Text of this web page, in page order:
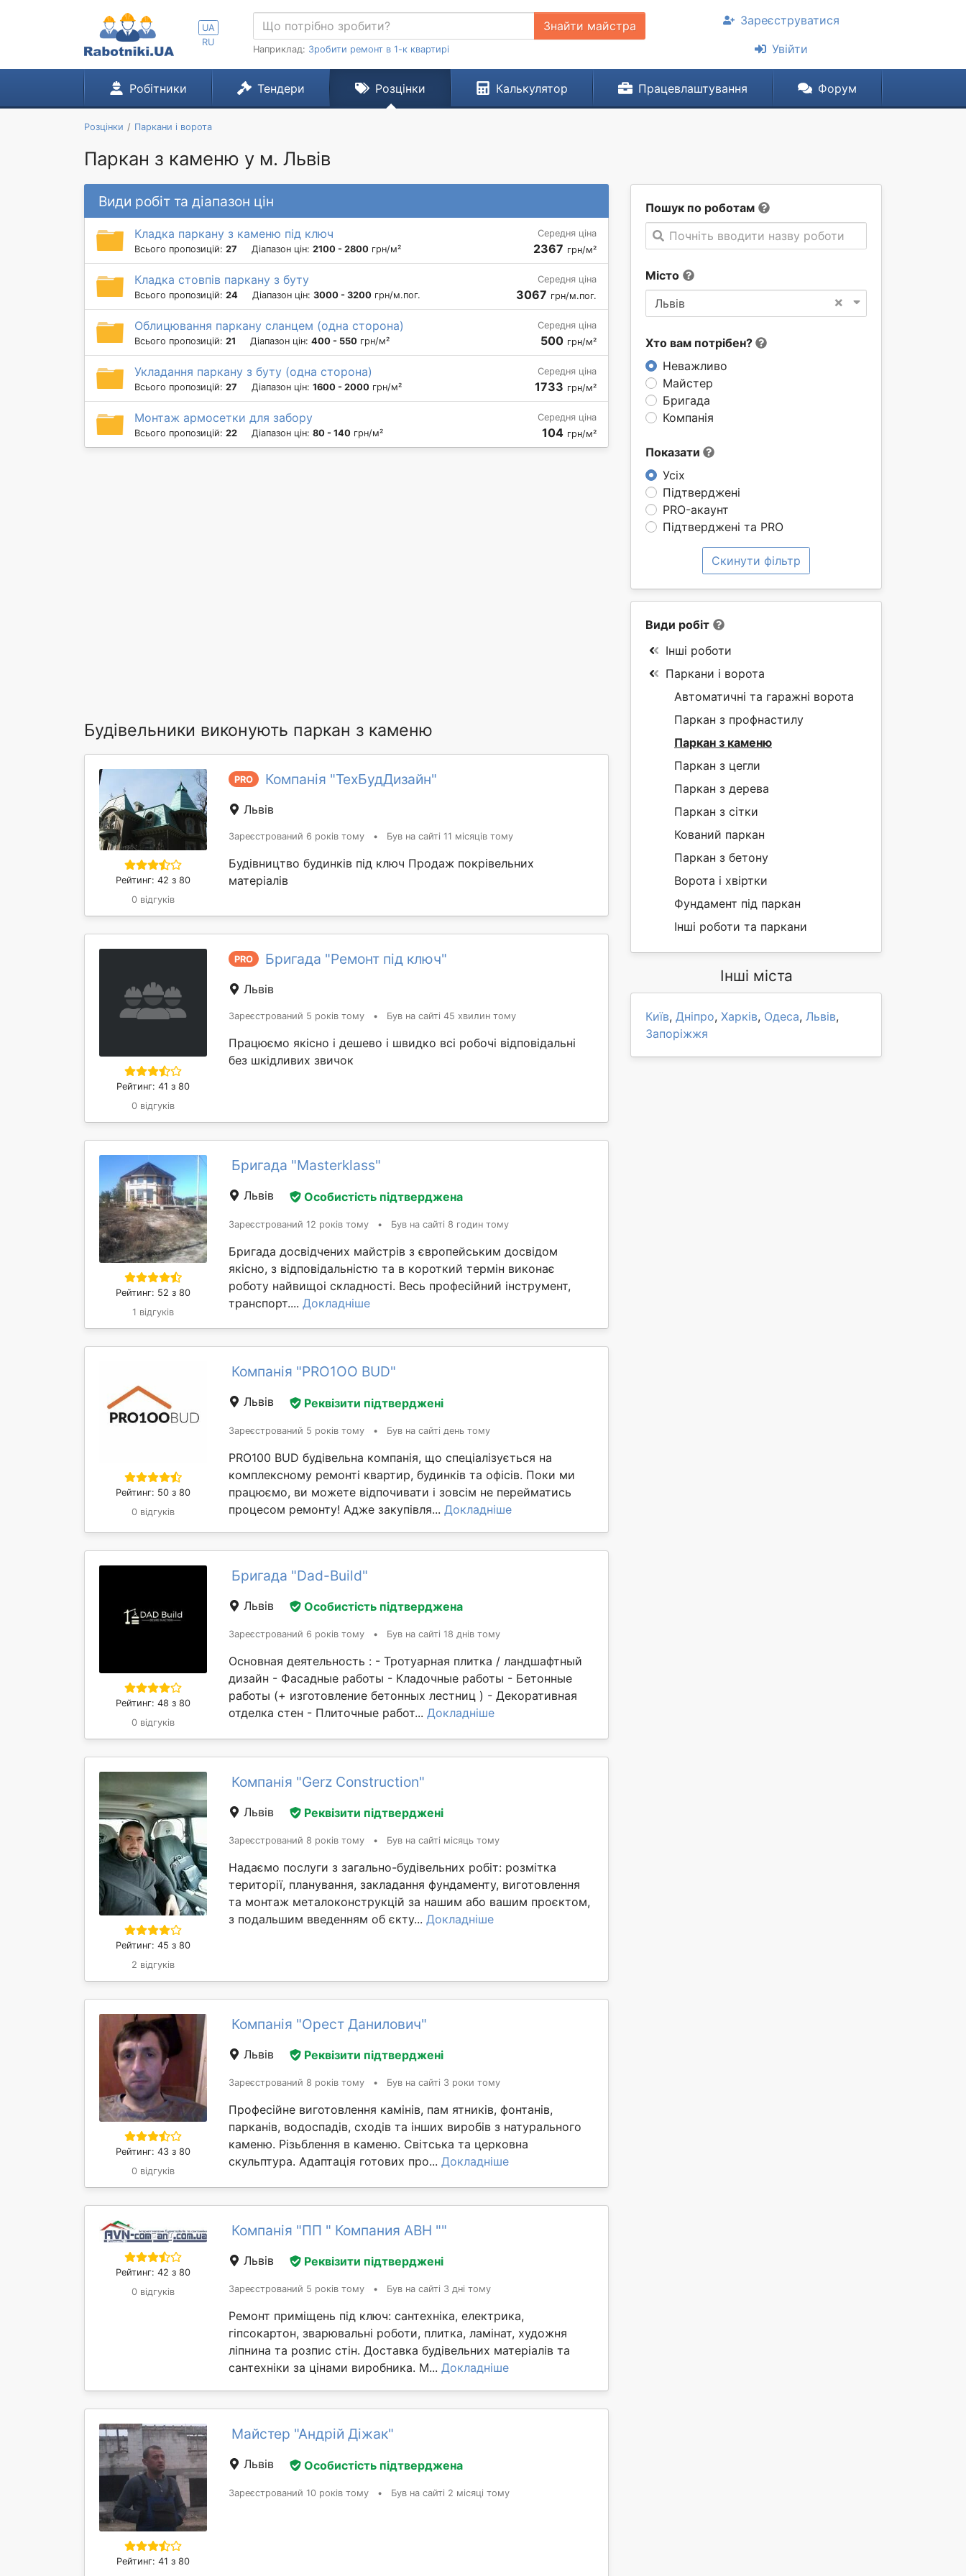
UA
RU
Знайти майстра
Наприклад: Зробити ремонт в 1-к квартирі
Зареєструватися
Увійти
Робітники Тендери Розцінки Калькулятор Працевлаштування Форум
Розцінки Паркани і ворота
Паркан з каменю у м. Львів
Пошук по роботам
Почніть вводити назву роботи
Місто
×
Львів
Хто вам потрібен?
Неважливо
Майстер
Бригада
Компанія
Показати
Усіх
Підтверджені
PRO-акаунт
Підтверджені та PRO
Скинути фільтр
Види робіт та діапазон цін
Кладка паркану з каменю під ключ
Всього пропозицій: 27 Діапазон цін: 2100 - 2800 грн/м²
Середня ціна
2367 грн/м²
Кладка стовпів паркану з буту
Всього пропозицій: 24 Діапазон цін: 3000 - 3200 грн/м.пог.
Середня ціна
3067 грн/м.пог.
Облицювання паркану сланцем (одна сторона)
Всього пропозицій: 21 Діапазон цін: 400 - 550 грн/м²
Середня ціна
500 грн/м²
Укладання паркану з буту (одна сторона)
Всього пропозицій: 27 Діапазон цін: 1600 - 2000 грн/м²
Середня ціна
1733 грн/м²
Монтаж армосетки для забору
Всього пропозицій: 22 Діапазон цін: 80 - 140 грн/м²
Середня ціна
104 грн/м²
Будівельники виконують паркан з каменю
Рейтинг: 42 з 80
0 відгуків
PRO Компанія "ТехБудДизайн"
Львів
Зареєстрований 6 років тому • Був на сайті 11 місяців тому
Будівництво будинків під ключ Продаж покрівельних
матеріалів
Рейтинг: 41 з 80
0 відгуків
PRO Бригада "Ремонт під ключ"
Львів
Зареєстрований 5 років тому • Був на сайті 45 хвилин тому
Працюємо якісно і дешево і швидко всі робочі відповідальні
без шкідливих звичок
Рейтинг: 52 з 80
1 відгуків
Бригада "Masterklass"
Львів Особистість підтверджена
Зареєстрований 12 років тому • Був на сайті 8 годин тому
Бригада досвідчених майстрів з європейським досвідом
якісно, з відповідальністю та в короткий термін виконає
роботу найвищоі складності. Весь професійний інструмент,
транспорт.... Докладніше
Рейтинг: 50 з 80
0 відгуків
Компанія "PRO1OO BUD"
Львів Реквізити підтверджені
Зареєстрований 5 років тому • Був на сайті день тому
PRO100 BUD будівельна компанія, що спеціалізується на
комплексному ремонті квартир, будинків та офісів. Поки ми
працюємо, ви можете відпочивати і зовсім не перейматись
процесом ремонту! Адже закупівля... Докладніше
Рейтинг: 48 з 80
0 відгуків
Бригада "Dad-Build"
Львів Особистість підтверджена
Зареєстрований 6 років тому • Був на сайті 18 днів тому
Основная деятельность : - Тротуарная плитка / ландшафтный
дизайн - Фасадные работы - Кладочные работы - Бетонные
работы (+ изготовление бетонных лестниц ) - Декоративная
отделка стен - Плиточные работ... Докладніше
Рейтинг: 45 з 80
2 відгуків
Компанія "Gerz Construction"
Львів Реквізити підтверджені
Зареєстрований 8 років тому • Був на сайті місяць тому
Надаємо послуги з загально-будівельних робіт: розмітка
території, планування, закладання фундаменту, виготовлення
та монтаж металоконструкцій за нашим або вашим проєктом,
з подальшим введенням об єкту... Докладніше
Рейтинг: 43 з 80
0 відгуків
Компанія "Орест Данилович"
Львів Реквізити підтверджені
Зареєстрований 8 років тому • Був на сайті 3 роки тому
Професійне виготовлення камінів, пам ятників, фонтанів,
парканів, водоспадів, сходів та інших виробів з натурального
каменю. Різьблення в каменю. Світська та церковна
скульптура. Адаптація готових про... Докладніше
Рейтинг: 42 з 80
0 відгуків
Компанія "ПП " Компания АВН ""
Львів Реквізити підтверджені
Зареєстрований 5 років тому • Був на сайті 3 дні тому
Ремонт приміщень під ключ: сантехніка, електрика,
гіпсокартон, зварювальні роботи, плитка, ламінат, художня
ліпнина та розпис стін. Доставка будівельних матеріалів та
сантехніки за цінами виробника. М... Докладніше
Рейтинг: 41 з 80
Майстер "Андрій Діжак"
Львів Особистість підтверджена
Зареєстрований 10 років тому • Був на сайті 2 місяці тому
Види робіт
Інші роботи
Паркани і ворота
Автоматичні та гаражні ворота
Паркан з профнастилу
Паркан з каменю
Паркан з цегли
Паркан з дерева
Паркан з сітки
Кований паркан
Паркан з бетону
Ворота і хвіртки
Фундамент під паркан
Інші роботи та паркани
Інші міста
Київ, Дніпро, Харків, Одеса, Львів,
Запоріжжя